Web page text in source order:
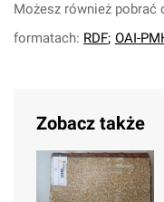
Możesz również
formatach: RDF; OAI-
Zobacz także